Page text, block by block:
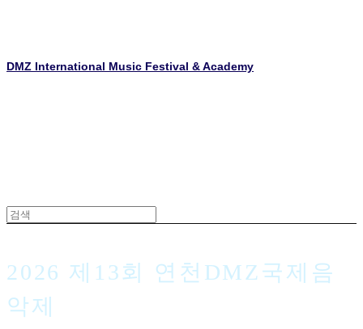
DMZ International Music Festival & Academy
2026 제13회 연천DMZ국제음
악제